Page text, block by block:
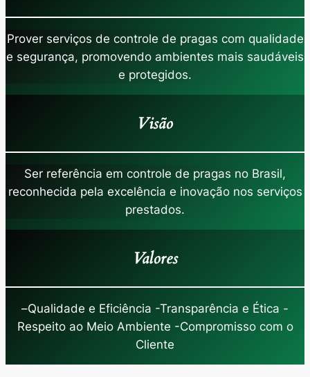
Prover serviços de controle de pragas com qualidade
e segurança, promovendo ambientes mais saudáveis
e protegidos.
Visão
Ser referência em controle de pragas no Brasil,
reconhecida pela excelência e inovação nos serviços
prestados.
Valores
–Qualidade e Eficiência -Transparência e Ética -
Respeito ao Meio Ambiente -Compromisso com o
Cliente